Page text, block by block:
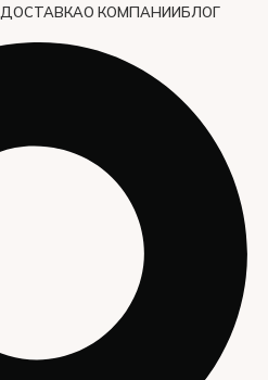
ДОСТАВКАО КОМПАНИИБЛОГ